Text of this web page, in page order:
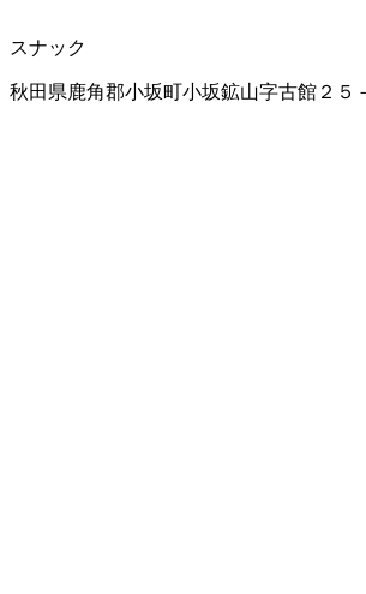
スナック
秋田県鹿角郡小坂町小坂鉱山字古館２５